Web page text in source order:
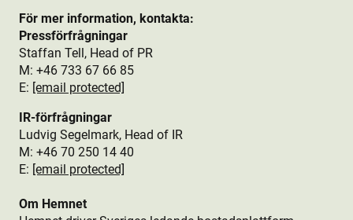
För mer information, kontakta:
Pressförfrågningar
Staffan Tell, Head of PR
M: +46 733 67 66 85
E: [email protected]
IR-förfrågningar
Ludvig Segelmark, Head of IR
M: +46 70 250 14 40
E: [email protected]
Om Hemnet